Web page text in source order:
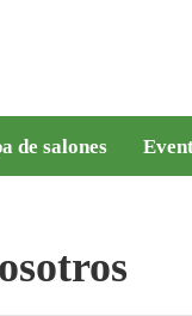
de salones